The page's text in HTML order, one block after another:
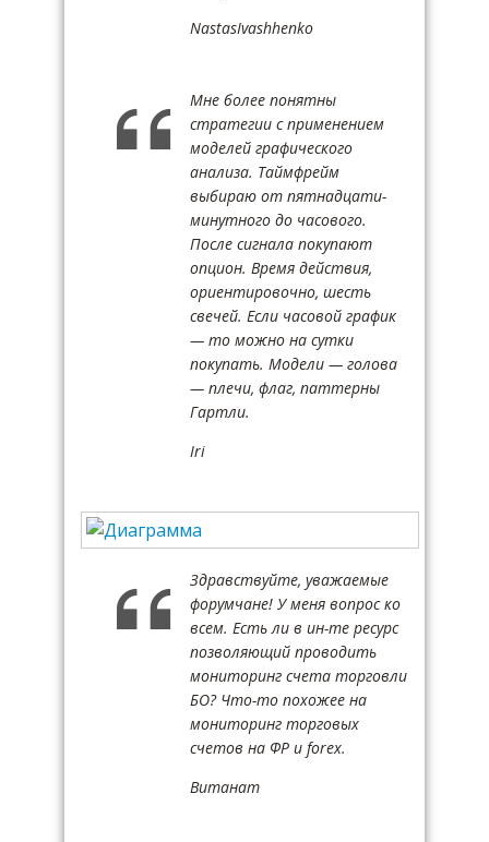
NastasIvashhenko
Мне более понятны
стратегии с применением
моделей графического
анализа. Таймфрейм
выбираю от пятнадцати-
минутного до часового.
После сигнала покупают
опцион. Время действия,
ориентировочно, шесть
свечей. Если часовой график
— то можно на сутки
покупать. Модели — голова
— плечи, флаг, паттерны
Гартли.
Iri
Здравствуйте, уважаемые
форумчане! У меня вопрос ко
всем. Есть ли в ин-те ресурс
позволяющий проводить
мониторинг счета торговли
БО? Что-то похожее на
мониторинг торговых
счетов на ФР и forex.
Витанат